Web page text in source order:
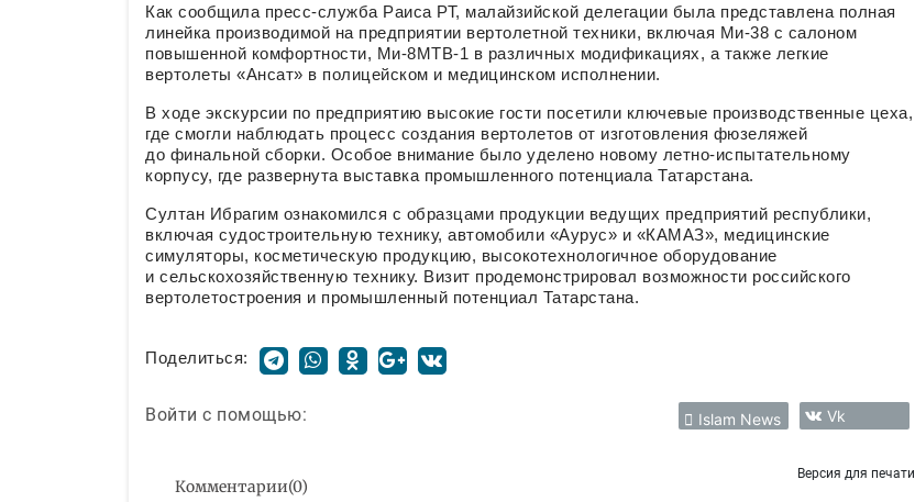
Как сообщила пресс-служба Раиса РТ, малайзийской делегации была представлена полная
линейка производимой на предприятии вертолетной техники, включая Ми-38 с салоном
повышенной комфортности, Ми-8МТВ-1 в различных модификациях, а также легкие
вертолеты «Ансат» в полицейском и медицинском исполнении.
В ходе экскурсии по предприятию высокие гости посетили ключевые производственные цеха,
где смогли наблюдать процесс создания вертолетов от изготовления фюзеляжей
до финальной сборки. Особое внимание было уделено новому летно-испытательному
корпусу, где развернута выставка промышленного потенциала Татарстана.
Султан Ибрагим ознакомился с образцами продукции ведущих предприятий республики,
включая судостроительную технику, автомобили «Аурус» и «КАМАЗ», медицинские
симуляторы, косметическую продукцию, высокотехнологичное оборудование
и сельскохозяйственную технику. Визит продемонстрировал возможности российского
вертолетостроения и промышленный потенциал Татарстана.
Поделиться:
Войти с помощью: Islam News Vk
Комментарии(0)
Версия для печати